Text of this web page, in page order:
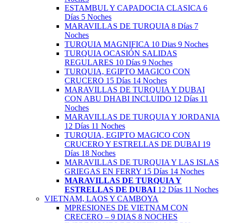
ESTAMBUL Y CAPADOCIA CLASICA 6
Días 5 Noches
MARAVILLAS DE TURQUIA 8 Días 7
Noches
TURQUIA MAGNIFICA 10 Dias 9 Noches
TURQUIA OCASIÓN SALIDAS
REGULARES 10 Días 9 Noches
TURQUIA, EGIPTO MAGICO CON
CRUCERO 15 Días 14 Noches
MARAVILLAS DE TURQUIA Y DUBAI
CON ABU DHABI INCLUIDO 12 Días 11
Noches
MARAVILLAS DE TURQUIA Y JORDANIA
12 Días 11 Noches
TURQUIA, EGIPTO MAGICO CON
CRUCERO Y ESTRELLAS DE DUBAI 19
Días 18 Noches
MARAVILLAS DE TURQUIA Y LAS ISLAS
GRIEGAS EN FERRY 15 Días 14 Noches
MARAVILLAS DE TURQUIA Y
ESTRELLAS DE DUBAI 12 Días 11 Noches
VIETNAM, LAOS Y CAMBOYA
MPRESIONES DE VIETNAM CON
CRECERO – 9 DIAS 8 NOCHES